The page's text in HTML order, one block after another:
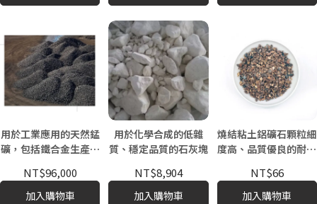
用於工業應用的天然錳
礦，包括鐵合金生產鋼
NT$96,000
加入購物車
用於化學合成的低雜
質、穩定品質的石灰塊
NT$8,904
加入購物車
燒結粘土鋁礦石顆粒細
度高、品質優良的耐火
學
NT$66
加入購物車